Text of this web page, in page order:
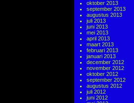
oktober 2013
september 2013
augustus 2013
juli 2013
juni 2013
mei 2013
april 2013
maart 2013
februari 2013
januari 2013
december 2012
november 2012
oktober 2012
september 2012
augustus 2012
juli 2012
juni 2012